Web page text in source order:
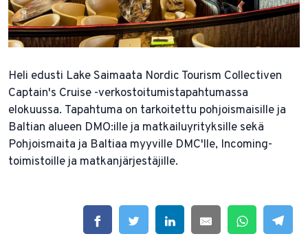
Heli edusti Lake Saimaata Nordic Tourism Collectiven
Captain's Cruise -verkostoitumistapahtumassa
elokuussa. Tapahtuma on tarkoitettu pohjoismaisille ja
Baltian alueen DMO:ille ja matkailuyrityksille sekä
Pohjoismaita ja Baltiaa myyville DMC'lle, Incoming-
toimistoille ja matkanjärjestäjille.